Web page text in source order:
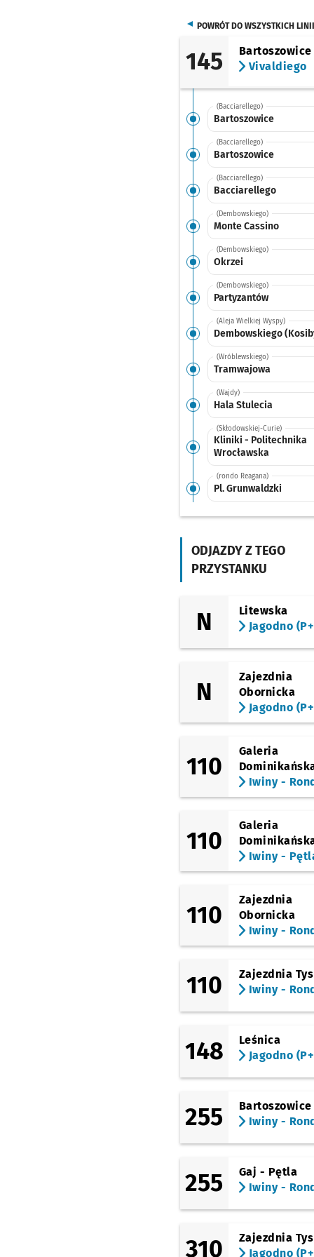
POWRÓT DO WSZYSTKICH LINII
145
Bartoszowice
Vivaldiego
(Bacciarellego)
Bartoszowice
(Bacciarellego)
Bartoszowice
(Bacciarellego)
Bacciarellego
(Dembowskiego)
Monte Cassino
(Dembowskiego)
Okrzei
(Dembowskiego)
Partyzantów
(Aleja Wielkiej Wyspy)
Dembowskiego
(Wróblewskiego)
Tramwajowa
(Wajdy)
Hala Stulecia
(Skłodowskiej-Curie)
Kliniki - Politechnika
Wrocławska
(rondo Reagana)
Pl. Grunwaldzki
(Oławska)
(Piłsudskiego)
Dworzec Główny
(Stawowa)
(Ślężna)
Dworzec Autobusowy
Dyrekcyjna
(Borowska)
Borowska (Aquapark)
Śliczna
(Borowska)
ROD Bajki
Działkowa
(Świeradowska)
(Bardzka)
Bardzka (Cmentarz)
NŻ Przystanek na życzenie
(Buforowa)
Konduktorska
(Buforowa)
(Buforowa)
Kopycińskiego
(Buforowa)
ODJAZDY Z TEGO
PRZYSTANKU
N
Litewska
Jagodno
N
Zajezdnia
Obornicka
Jagodno
110
Galeria
Iwiny -
110
Galeria
Iwiny -
110
Zajezdnia
Obornicka
Iwiny -
110
Zajezdnia
Iwiny -
148
Leśnica
Jagodno
255
Bartoszowice
Iwiny -
255
Gaj - Pętla
Iwiny -
310
Zajezdnia
Jagodno